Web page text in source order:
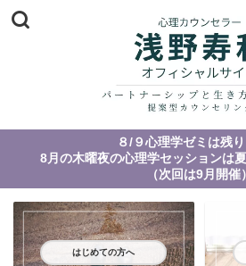
８/９心理学ゼミは残り
8月の木曜夜の心理学セッションは
（次回は9月開催）
はじめての方へ